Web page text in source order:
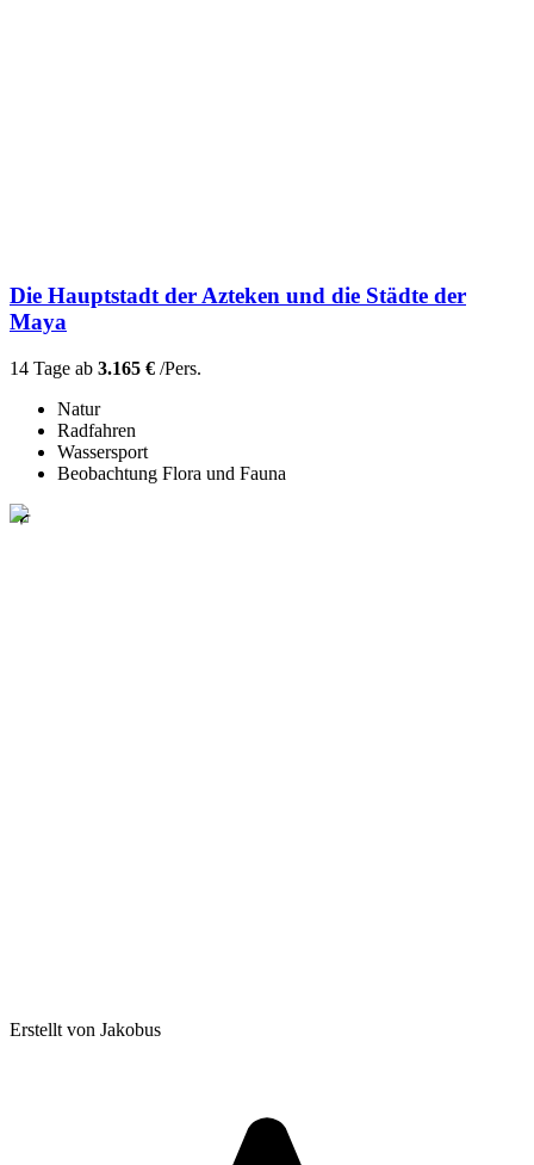
Die Hauptstadt der Azteken und die Städte der
Maya
14 Tage ab 3.165 € /Pers.
Natur
Radfahren
Wassersport
Beobachtung Flora und Fauna
Erstellt von Jakobus